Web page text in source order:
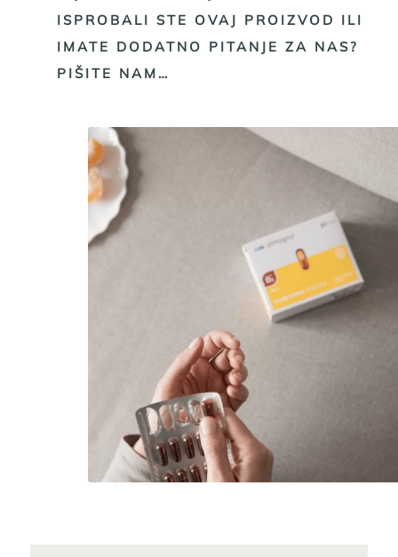
ISPROBALI STE OVAJ PROIZVOD ILI
IMATE DODATNO PITANJE ZA NAS?
PIŠITE NAM…